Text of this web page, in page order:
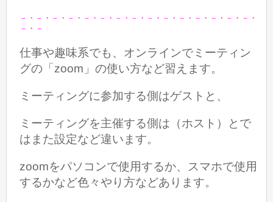
－・－・－・－・－・－・－・－・－・－・－・－・－・－・－・
－・－
仕事や趣味系でも、オンラインでミーティン
グの「zoom」の使い方など習えます。
ミーティングに参加する側はゲストと、
ミーティングを主催する側は（ホスト）とで
はまた設定など違います。
zoomをパソコンで使用するか、スマホで使用
するかなど色々やり方などあります。